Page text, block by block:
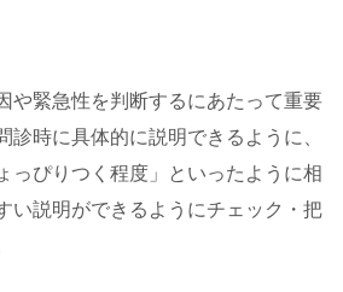
や緊急性を判断するにあたって重要
診時に具体的に説明できるように、
っぴりつく程度」といったように相
い説明ができるようにチェック・把